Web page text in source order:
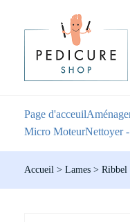
Page d'acceuil
Micro MoteurNettoyer
Accueil > Lames > Ribbel